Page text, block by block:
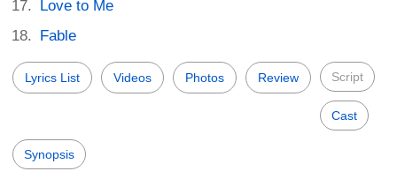
Love to Me
Fable
Lyrics List Videos Photos Review Script
Cast
Synopsis